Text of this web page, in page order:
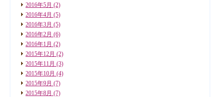
2016年5月 (2)
2016年4月 (5)
2016年3月 (5)
2016年2月 (6)
2016年1月 (2)
2015年12月 (2)
2015年11月 (3)
2015年10月 (4)
2015年9月 (7)
2015年8月 (7)